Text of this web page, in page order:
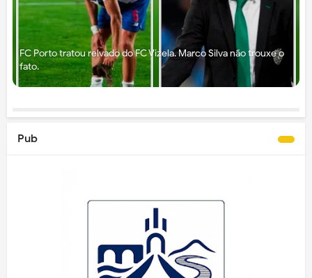
FC Porto tratou relvado do FC Vizela. Marco Silva não trouxe o
fato.
Pub